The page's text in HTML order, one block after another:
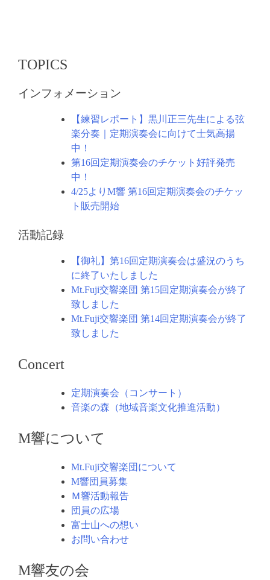
TOPICS
インフォメーション
【練習レポート】黒川正三先生による弦
楽分奏｜定期演奏会に向けて士気高揚
中！
第16回定期演奏会のチケット好評発売
中！
4/25よりM響 第16回定期演奏会のチケッ
ト販売開始
活動記録
【御礼】第16回定期演奏会は盛況のうち
に終了いたしました
Mt.Fuji交響楽団 第15回定期演奏会が終了
致しました
Mt.Fuji交響楽団 第14回定期演奏会が終了
致しました
Concert
定期演奏会（コンサート）
音楽の森（地域音楽文化推進活動）
M響について
Mt.Fuji交響楽団について
M響団員募集
Ｍ響活動報告
団員の広場
富士山への想い
お問い合わせ
M響友の会